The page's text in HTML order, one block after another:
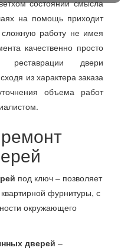
состоянии смысла
на помощь приходит
сложную работу не имея
качественно просто
двери
из характера заказа
объема работ
под ключ – позволяет
фурнитуры, с
окружающего
дверей –